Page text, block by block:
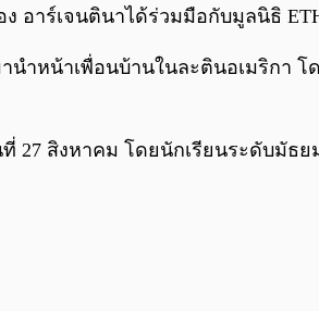
อาร์เจนตินาได้ร่วมมือกับมูลนิธิ
ำหน้าเพื่อนบ้านในละตินอเมริกา
27 สิงหาคม โดยนักเรียนระดับมั